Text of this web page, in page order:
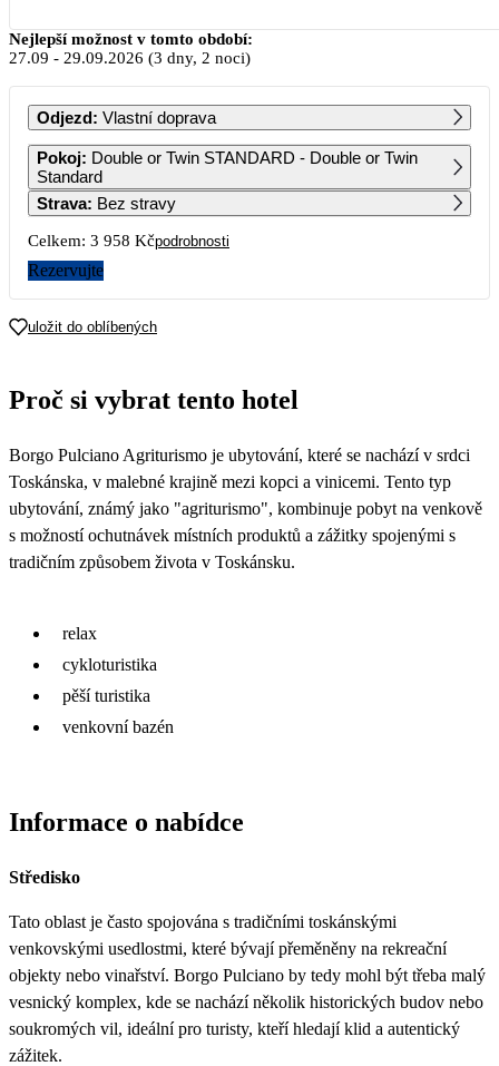
Září 2026
PO ÚT ST ČT PÁ SO NE
1
2 469
2
2 469
3
2 969
4 5 6
2 349
7 8
14
2 229
21
2 229
22
2 229
1 979 1 979 1 979
Nejlepší možnost v tomto období:
27.09 - 29.09.2026 (3 dny, 2 noci)
Odjezd: Vlastní doprava
Pokoj: Double or Twin STANDARD - Double or Twin
Standard
Strava: Bez stravy
Celkem: 3 958 Kčpodrobnosti
Rezervujte
uložit do oblíbených
Proč si vybrat tento hotel
Borgo Pulciano Agriturismo je ubytování, které se nachází v srdci
Toskánska, v malebné krajině mezi kopci a vinicemi. Tento typ
ubytování, známý jako "agriturismo", kombinuje pobyt na venkově
s možností ochutnávek místních produktů a zážitky spojenými s
tradičním způsobem života v Toskánsku.
relax
cykloturistika
pěší turistika
venkovní bazén
Informace o nabídce
Středisko
Tato oblast je často spojována s tradičními toskánskými
venkovskými usedlostmi, které bývají přeměněny na rekreační
objekty nebo vinařství. Borgo Pulciano by tedy mohl být třeba malý
vesnický komplex, kde se nachází několik historických budov nebo
soukromých vil, ideální pro turisty, kteří hledají klid a autentický
zážitek.